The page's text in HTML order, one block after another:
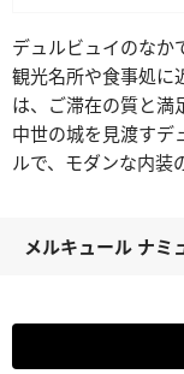
デュルビュイのなか
観光名所や食事処に
は、ご滞在の質と満
中世の城を見渡すデ
ルで、モダンな内装
メルキュール ナミ